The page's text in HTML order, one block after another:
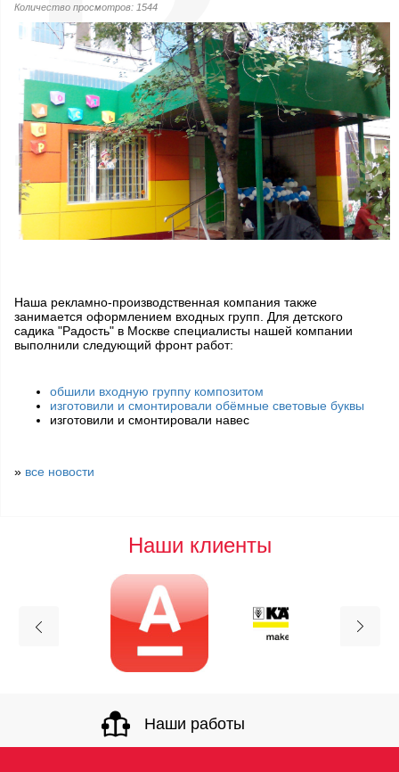
Количество просмотров: 1544
Наша рекламно-производственная компания также
занимается оформлением входных групп. Для детского
садика "Радость" в Москве специалисты нашей компании
выполнили следующий фронт работ:
обшили входную группу композитом
изготовили и смонтировали обёмные световые буквы
изготовили и смонтировали навес
» все новости
Наши клиенты
Наши работы